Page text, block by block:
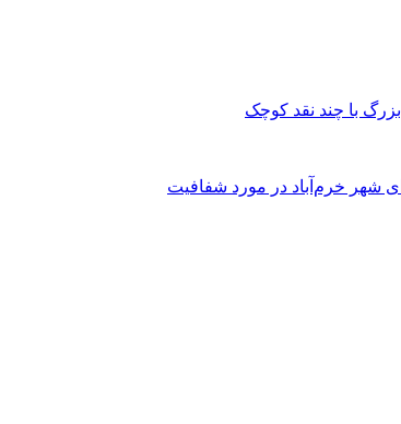
شهر خرم‌آباد در مورد شفافیت